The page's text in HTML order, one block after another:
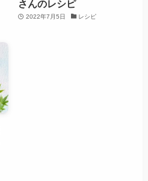
さんのレシピ
2022年7月5日 レシピ